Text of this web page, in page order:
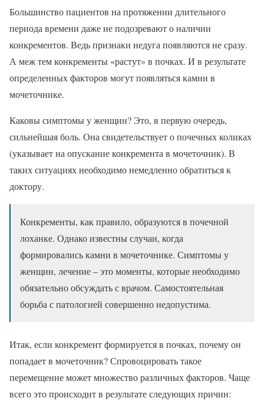
Большинство пациентов на протяжении длительного
периода времени даже не подозревают о наличии
конкрементов. Ведь признаки недуга появляются не сразу.
А меж тем конкременты «растут» в почках. И в результате
определенных факторов могут появляться камни в
мочеточнике.
Каковы симптомы у женщин? Это, в первую очередь,
сильнейшая боль. Она свидетельствует о почечных коликах
(указывает на опускание конкремента в мочеточник). В
таких ситуациях необходимо немедленно обратиться к
доктору.
Конкременты, как правило, образуются в почечной
лоханке. Однако известны случаи, когда
формировались камни в мочеточнике. Симптомы у
женщин, лечение – это моменты, которые необходимо
обязательно обсуждать с врачом. Самостоятельная
борьба с патологией совершенно недопустима.
Итак, если конкремент формируется в почках, почему он
попадает в мочеточник? Спровоцировать такое
перемещение может множество различных факторов. Чаще
всего это происходит в результате следующих причин: